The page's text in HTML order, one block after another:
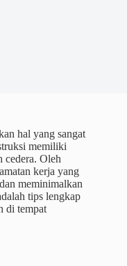
hal yang sangat
memiliki
cedera. Oleh
kerja yang
meminimalkan
tips lengkap
di tempat